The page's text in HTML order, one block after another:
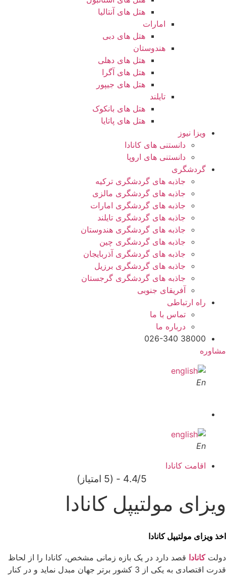
هتل های آنتالیا
امارات
هتل های دبی
هندوستان
هتل های دهلی
هتل های آگرا
هتل های جیپور
تایلند
هتل های بانکوک
هتل های پاتایا
ویزا نیوز
دانستنی های کانادا
دانستنی های اروپا
گردشگری
جاذبه های گردشگری ترکیه
جاذبه های گردشگری مالزی
جاذبه های گردشگری امارات
جاذبه های گردشگری تایلند
جاذبه های گردشگری هندوستان
جاذبه های گردشگری چین
جاذبه های گردشگری آذربایجان
جاذبه های گردشگری برزیل
جاذبه های گردشگری گرجستان
آفریقای جنوبی
راه ارتباطی
تماس با ما
درباره ما
38000 026-340
مشاوره
En
En
اقامت کانادا
4.4/5 - (5 امتیاز)
ویزای مولتیپل کانادا
اخذ ویزای مولتیپل کانادا
دولتکانادا قصد دارد در یک بازه زمانی مشخص، کانادا را از لحاظ
قدرت اقتصادی به یکی از 3 کشور برتر جهان مبدل نماید و در کنار